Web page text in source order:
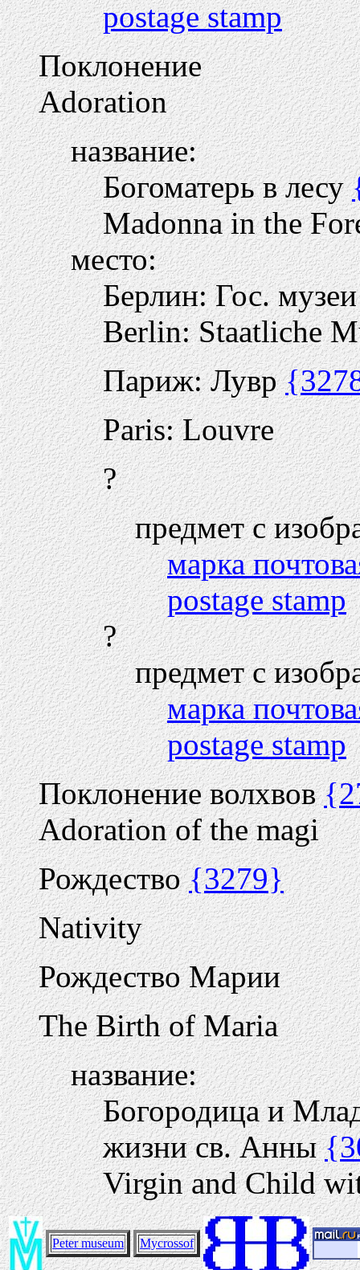
postage stamp
Поклонение
Adoration
название:
Богоматерь в лесу
Madonna in the
место:
Берлин: Гос.
Berlin: Staatliche
Париж: Лувр
Paris: Louvre
?
предмет с
марка
postage stamp
?
предмет с
марка
postage stamp
Поклонение волхвов
Adoration of the magi
Рождество{3279}
Nativity
Рождество Марии
The Birth of Maria
название:
Богородица и
жизни св. Анны
Virgin and Child
Peter museum Mycrossof